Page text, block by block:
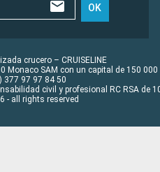
OK
crucero – CRUISELINE
Monaco SAM con un capital de 150 000
377 97 97 84 50
civil y profesional RC RSA de
- all rights reserved